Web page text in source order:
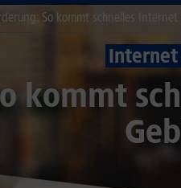
So kommt schnelles
Internet
kommt